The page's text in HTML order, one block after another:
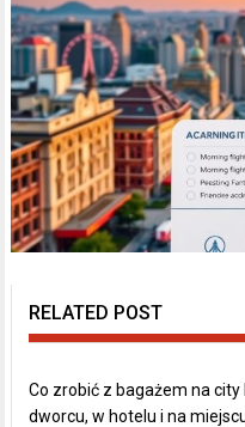
RELATED POST
Co zrobić z bagażem na
dworcu, w hotelu i na